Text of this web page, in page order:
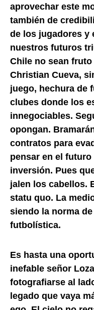
aprovechar este
también de
de los jugadores y
nuestros futuros
Chile no sean
Christian Cueva,
juego, hechura de
clubes donde los
innegociables.
opongan.
contratos para
pensar en el
inversión. Pues
jalen los cabellos.
statu quo. La
siendo la norma
futbolística.
Es hasta una
inefable señor
fotografiarse al
legado que vaya